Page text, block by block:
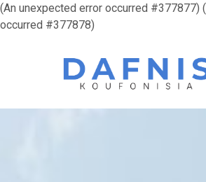
(An unexpected error occurred #377877)
occurred #377878)